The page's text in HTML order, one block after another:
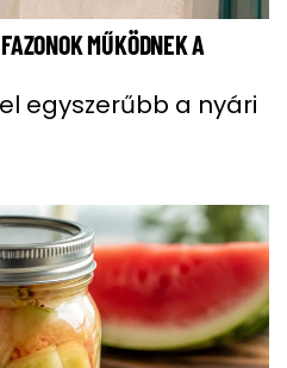
MŰKÖDNEK A
egyszerűbb a nyári